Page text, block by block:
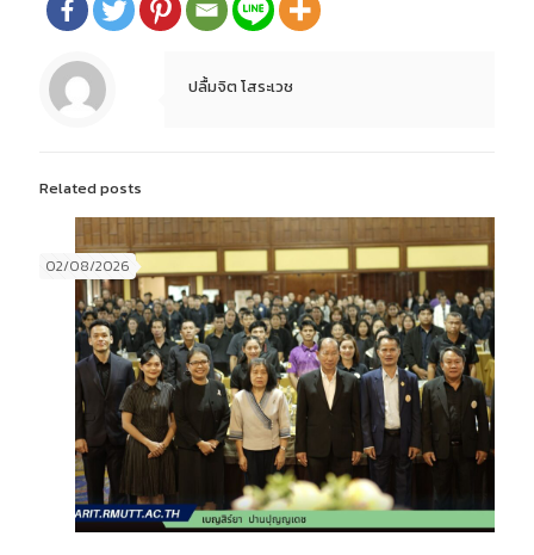
ปลื้มจิต โสระเวช
Related posts
02/08/2026